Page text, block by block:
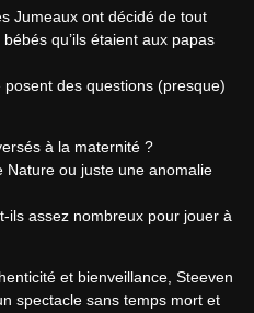
Jumeaux ont décidé de tout
qu’ils étaient aux papas
des questions (presque)
à la maternité ?
Nature ou juste une anomalie
ils assez nombreux pour jouer à
et bienveillance, Steeven
spectacle sans temps mort et